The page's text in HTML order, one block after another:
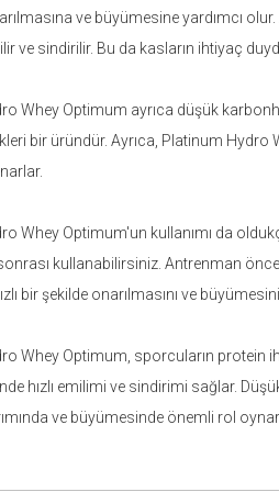
ve büyümesine yardımcı
ve sindirilir. Bu da kasların ihtiyaç
Whey Optimum ayrıca düşük
bir üründür. Ayrıca, Platinum
Whey Optimum'un kullanımı da
kullanabilirsiniz. Antrenman
bir şekilde onarılmasını ve
Whey Optimum, sporcuların protein
hızlı emilimi ve sindirimi sağlar.
ve büyümesinde önemli rol